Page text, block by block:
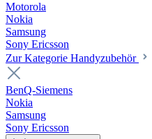
Motorola
Nokia
Samsung
Sony Ericsson
Zur Kategorie Handyzubehör
BenQ-Siemens
Nokia
Samsung
Sony Ericsson